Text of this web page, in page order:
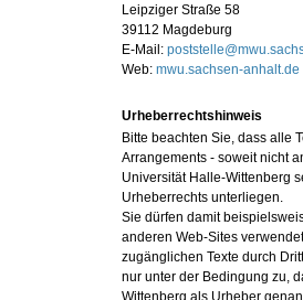
Leipziger Straße 58
39112 Magdeburg
E-Mail:
Web: mwu.sachsen-anhalt.de
Urheberrechtshinweis
Bitte beachten Sie, dass alle
Arrangements - soweit nicht
Universität Halle-Wittenberg
Urheberrechts unterliegen.
Sie dürfen damit
anderen Web-Sites
zugänglichen Texte durch
nur unter der Bedingung zu,